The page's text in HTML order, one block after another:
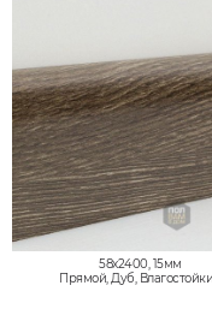
58x2400, 15мм
Прямой, Дуб,